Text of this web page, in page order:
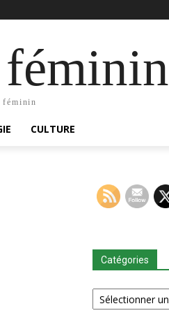
féminin
CULTURE
Catégories
Catégories